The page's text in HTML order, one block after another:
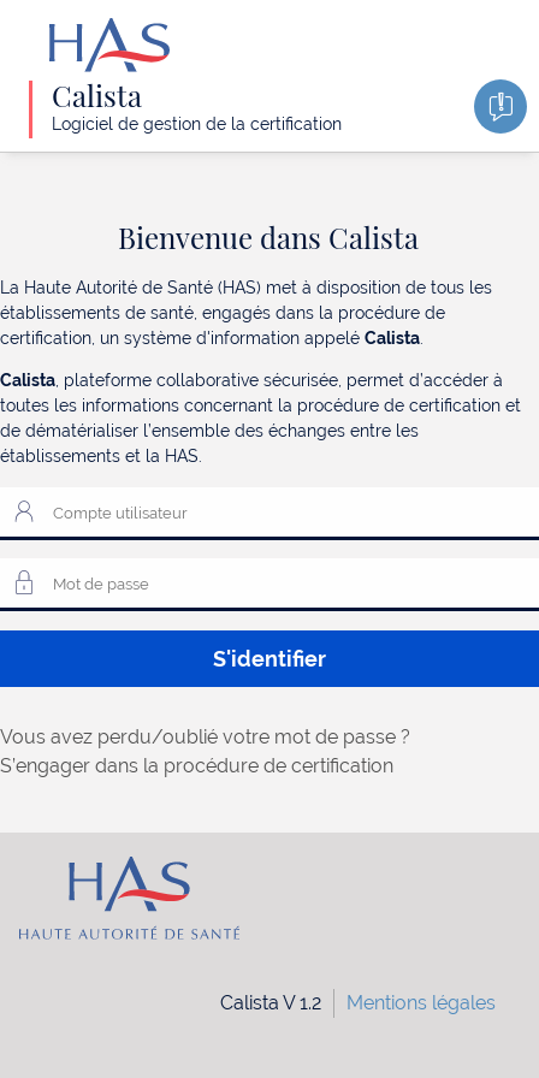
Pega
Platform
Calista
Logiciel de gestion de la certification
le
Bienvenue dans Calista
La Haute Autorité de Santé (HAS) met à disposition de tous les
établissements de santé, engagés dans la procédure de
certification, un système d'information appelé Calista
Calista , plateforme collaborative sécurisée, permet d’accéder à
toutes les informations concernant la procédure de certification et
de dématérialiser l’ensemble des échanges entre les
établissements et la HAS.
Compte
utilisateur
Mot
S'identifier
Vous avez perdu/oublié votre mot de passe ?
S’engager dans la procédure de certification
Calista V 1.2 Mentions légales